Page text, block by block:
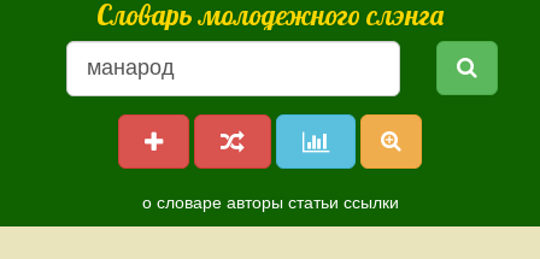
Словарь молодежного слэнга
о словаре авторы статьи ссылки